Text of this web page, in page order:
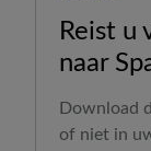
Reist u
naar
Download
of niet in